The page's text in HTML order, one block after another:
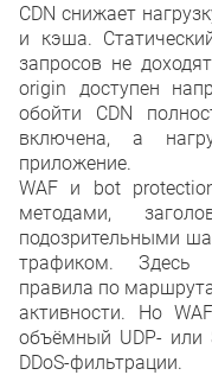
CDN снижает
и кэша.
запросов не
origin доступен
обойти CDN
включена, а
приложение.
WAF и bot
методами,
подозрительными
трафиком. Здесь
правила по
активности. Но
объёмный UDP- или
DDoS-фильтрации.